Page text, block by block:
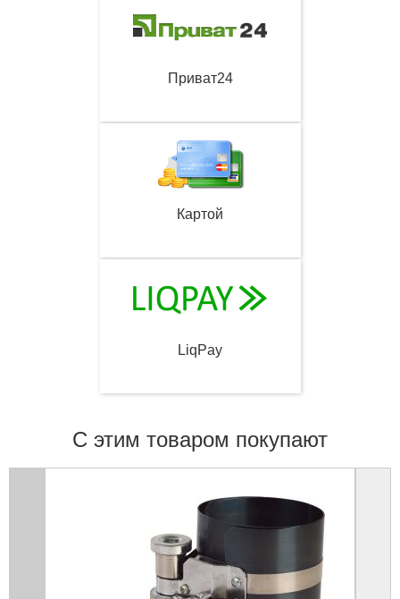
Приват24
Картой
LiqPay
С этим товаром покупают